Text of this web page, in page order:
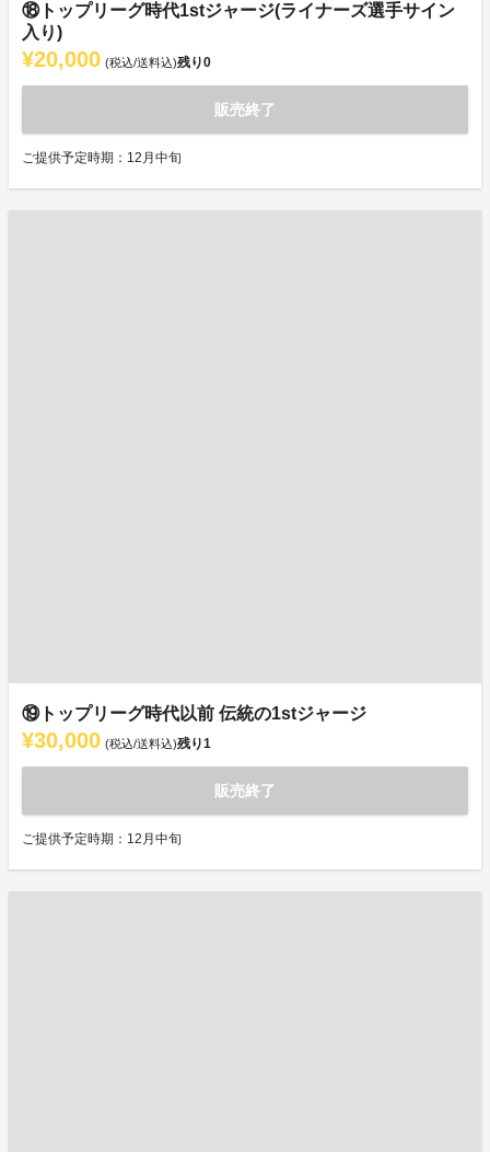
⑱トップリーグ時代1stジャージ(ライナーズ選手サイン
入り)
¥20,000 (税込/送料込)残り0
販売終了
ご提供予定時期：12月中旬
⑲トップリーグ時代以前 伝統の1stジャージ
¥30,000 (税込/送料込)残り1
販売終了
ご提供予定時期：12月中旬